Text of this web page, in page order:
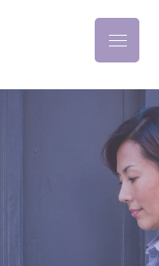
Menu